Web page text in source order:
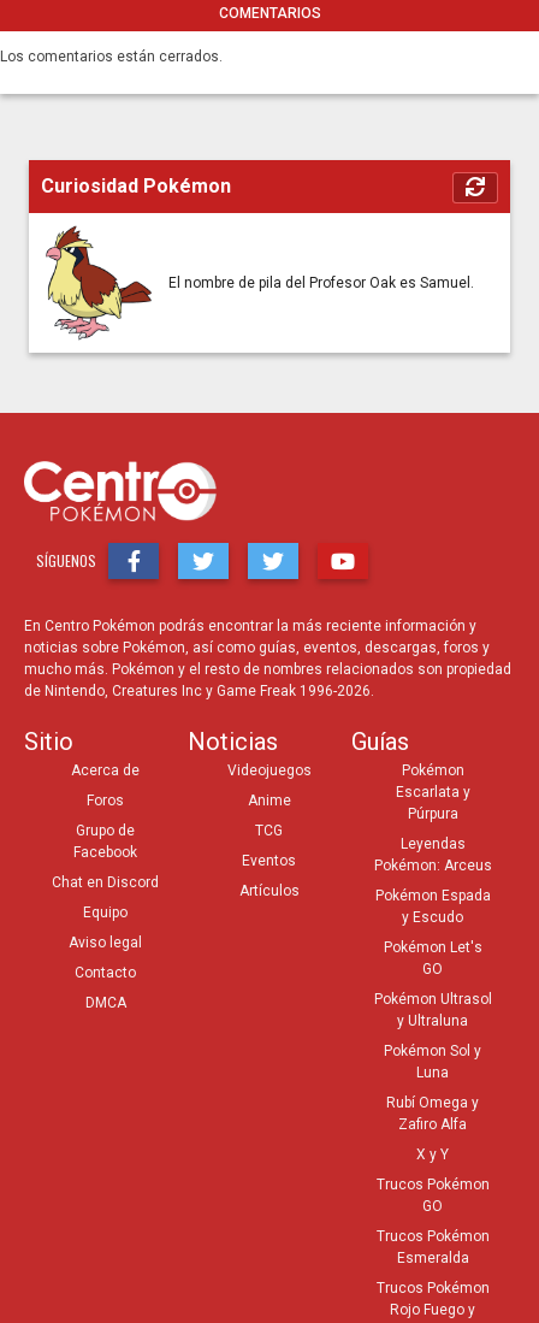
COMENTARIOS
Los comentarios están cerrados.
Curiosidad Pokémon
El nombre de pila del Profesor Oak es Samuel.
SÍGUENOS
En Centro Pokémon podrás encontrar la más reciente información y
noticias sobre Pokémon, así como guías, eventos, descargas, foros y
mucho más. Pokémon y el resto de nombres relacionados son propiedad
de Nintendo, Creatures Inc y Game Freak 1996-2026.
Sitio
Acerca de
Foros
Grupo de
Facebook
Chat en Discord
Equipo
Aviso legal
Contacto
DMCA
Noticias
Videojuegos
Anime
TCG
Eventos
Artículos
Guías
Pokémon
Escarlata y
Púrpura
Leyendas
Pokémon: Arceus
Pokémon Espada
y Escudo
Pokémon Let's
GO
Pokémon Ultrasol
y Ultraluna
Pokémon Sol y
Luna
Rubí Omega y
Zafiro Alfa
X y Y
Trucos Pokémon
GO
Trucos Pokémon
Esmeralda
Trucos Pokémon
Rojo Fuego y